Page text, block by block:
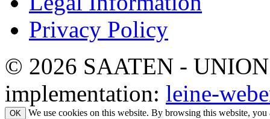
Privacy Policy
© 2026 SAATEN -
implementation: leine-
OK We use cookies on this website. By browsing this website,